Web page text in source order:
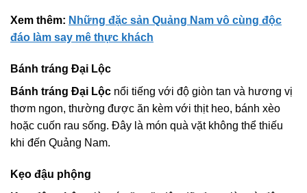
Xem thêm: Những đặc sản Quảng Nam vô cùng độc
đáo làm say mê thực khách
Bánh tráng Đại Lộc
Bánh tráng Đại Lộc nổi tiếng với độ giòn tan và hương vị
thơm ngon, thường được ăn kèm với thịt heo, bánh xèo
hoặc cuốn rau sống. Đây là món quà vặt không thể thiếu
khi đến Quảng Nam.
Kẹo đậu phộng